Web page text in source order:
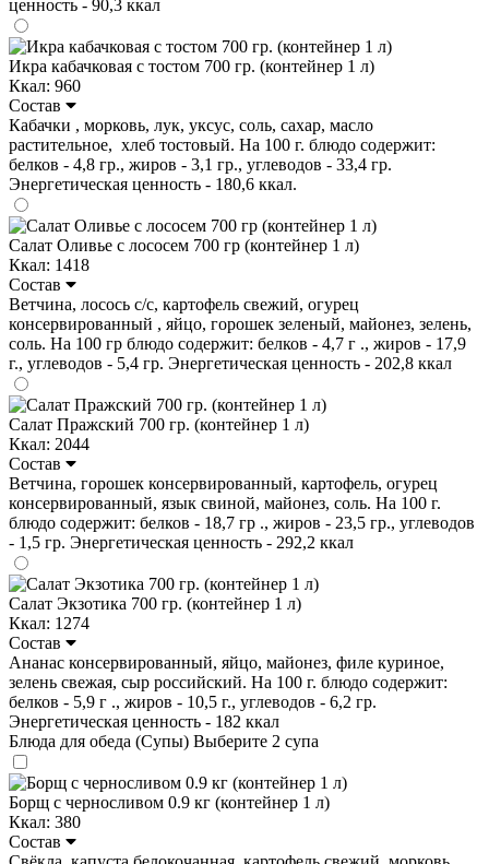
ценность - 90,3 ккал
Икра кабачковая с тостом 700 гр. (контейнер 1 л)
Ккал: 960
Состав
Кабачки , морковь, лук, уксус, соль, сахар, масло
растительное, хлеб тостовый. На 100 г. блюдо содержит:
белков - 4,8 гр., жиров - 3,1 гр., углеводов - 33,4 гр.
Энергетическая ценность - 180,6 ккал.
Салат Оливье с лососем 700 гр (контейнер 1 л)
Ккал: 1418
Состав
Ветчина, лосось с/с, картофель свежий, огурец
консервированный , яйцо, горошек зеленый, майонез, зелень,
соль. На 100 гр блюдо содержит: белков - 4,7 г ., жиров - 17,9
г., углеводов - 5,4 гр. Энергетическая ценность - 202,8 ккал
Салат Пражский 700 гр. (контейнер 1 л)
Ккал: 2044
Состав
Ветчина, горошек консервированный, картофель, огурец
консервированный, язык свиной, майонез, соль. На 100 г.
блюдо содержит: белков - 18,7 гр ., жиров - 23,5 гр., углеводов
- 1,5 гр. Энергетическая ценность - 292,2 ккал
Салат Экзотика 700 гр. (контейнер 1 л)
Ккал: 1274
Состав
Ананас консервированный, яйцо, майонез, филе куриное,
зелень свежая, сыр российский. На 100 г. блюдо содержит:
белков - 5,9 г ., жиров - 10,5 г., углеводов - 6,2 гр.
Энергетическая ценность - 182 ккал
Блюда для обеда (Супы) Выберите 2 супа
Борщ с черносливом 0.9 кг (контейнер 1 л)
Ккал: 380
Состав